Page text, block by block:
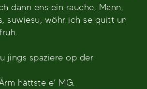
dann ens ein rauche, Mann,
suwiesu, wöhr ich se quitt un
jings spaziere op der
hättste e’ MG.